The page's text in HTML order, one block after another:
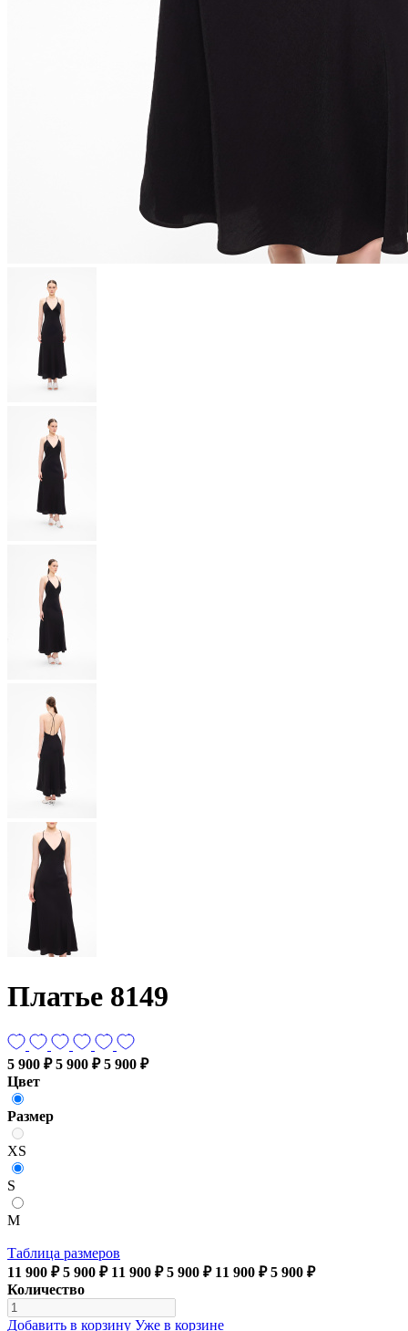
Платье 8149
5 900 ₽ 5 900 ₽ 5 900 ₽
Цвет
Размер
XS
S
M
Таблица размеров
11 900 ₽ 5 900 ₽ 11 900 ₽ 5 900 ₽ 11 900 ₽ 5 900 ₽
Количество
Добавить в корзину Уже в корзине